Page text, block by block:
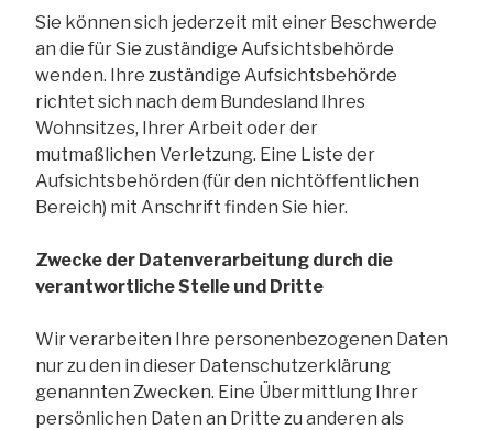
Sie können sich jederzeit mit einer Beschwerde
an die für Sie zuständige Aufsichtsbehörde
wenden. Ihre zuständige Aufsichtsbehörde
richtet sich nach dem Bundesland Ihres
Wohnsitzes, Ihrer Arbeit oder der
mutmaßlichen Verletzung. Eine Liste der
Aufsichtsbehörden (für den nichtöffentlichen
Bereich) mit Anschrift finden Sie hier.
Zwecke der Datenverarbeitung durch die
verantwortliche Stelle und Dritte
Wir verarbeiten Ihre personenbezogenen Daten
nur zu den in dieser Datenschutzerklärung
genannten Zwecken. Eine Übermittlung Ihrer
persönlichen Daten an Dritte zu anderen als